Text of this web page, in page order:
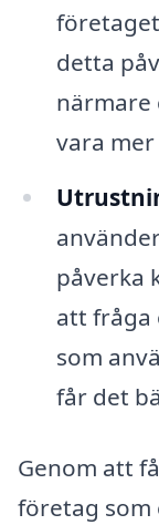
detta
närmare
vara
påverka
att fråga
som
får det
Genom att
företag